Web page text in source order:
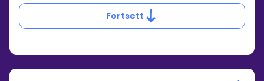
DU
UORDNET
Fortsett